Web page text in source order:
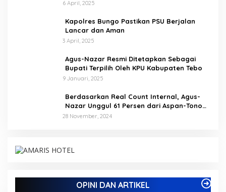
Kamtibmas
6 April, 2025
Kapolres Bungo Pastikan PSU Berjalan
Lancar dan Aman
3 April, 2025
Agus-Nazar Resmi Ditetapkan Sebagai
Bupati Terpilih Oleh KPU Kabupaten Tebo
9 Januari, 2025
Berdasarkan Real Count Internal, Agus-
Nazar Unggul 61 Persen dari Aspan-Tono
Hanya 39 Persen
28 November, 2024
OPINI DAN ARTIKEL
Berbasis Digital di Desa Suka Jaya
Di ADVETORIAL, BISNIS, BUNGO, DAERAH, INFORMASI, OPINI DAN
ARTIKEL, PEMERINTAHAN, PENDIDIKAN, PERISTIWA